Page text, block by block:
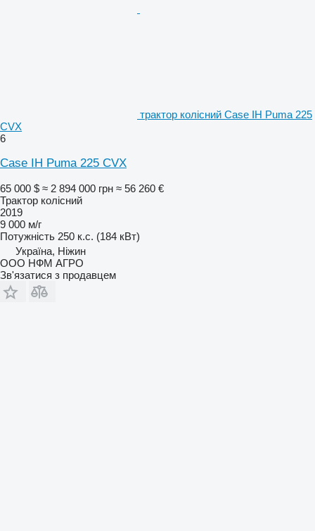
трактор колісний Case IH Puma 225
CVX
6
Case IH Puma 225 CVX
65 000 $ ≈ 2 894 000 грн ≈ 56 260 €
Трактор колісний
2019
9 000 м/г
Потужність 250 к.с. (184 кВт)
Україна, Ніжин
ООО НФМ АГРО
Зв'язатися з продавцем